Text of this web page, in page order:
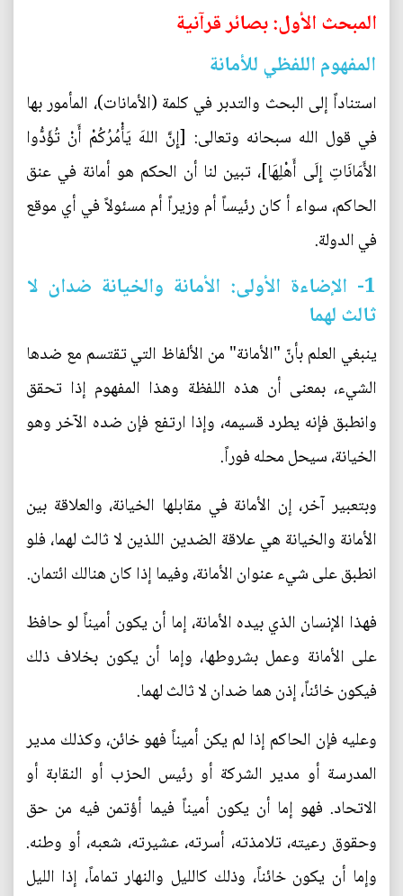
المبحث الأول: بصائر قرآنية
المفهوم اللفظي للأمانة
استناداً إلى البحث والتدبر في كلمة (الأمانات)، المأمور بها
في قول الله سبحانه وتعالى: [إِنَّ اللهَ يَأْمُرُكُمْ أَنْ تُؤَدُّوا
الأَمَانَاتِ إِلَى أَهْلِهَا]، تبين لنا أن الحكم هو أمانة في عنق
الحاكم، سواء أ كان رئيساً أم وزيراً أم مسئولاً في أي موقع
في الدولة.
1- الإضاءة الأولى: الأمانة والخيانة ضدان لا
ثالث لهما
ينبغي العلم بأنّ "الأمانة" من الألفاظ التي تقتسم مع ضدها
الشيء، بمعنى أن هذه اللفظة وهذا المفهوم إذا تحقق
وانطبق فإنه يطرد قسيمه، وإذا ارتفع فإن ضده الآخر وهو
الخيانة، سيحل محله فوراً.
وبتعبير آخر، إن الأمانة في مقابلها الخيانة، والعلاقة بين
الأمانة والخيانة هي علاقة الضدين اللذين لا ثالث لهما، فلو
انطبق على شيء عنوان الأمانة، وفيما إذا كان هنالك ائتمان.
فهذا الإنسان الذي بيده الأمانة، إما أن يكون أميناً لو حافظ
على الأمانة وعمل بشروطها، وإما أن يكون بخلاف ذلك
فيكون خائناً، إذن هما ضدان لا ثالث لهما.
وعليه فإن الحاكم إذا لم يكن أميناً فهو خائن، وكذلك مدير
المدرسة أو مدير الشركة أو رئيس الحزب أو النقابة أو
الاتحاد. فهو إما أن يكون أميناً فيما أؤتمن فيه من حق
وحقوق رعيته، تلامذته، أسرته، عشيرته، شعبه، أو وطنه.
وإما أن يكون خائناً، وذلك كالليل والنهار تماماً، إذا الليل